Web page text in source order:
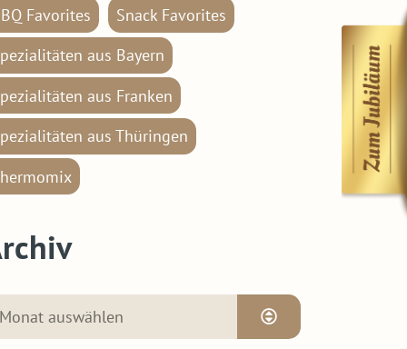
Favorites
Snack Favorites
aus Bayern
aus Franken
aus Thüringen